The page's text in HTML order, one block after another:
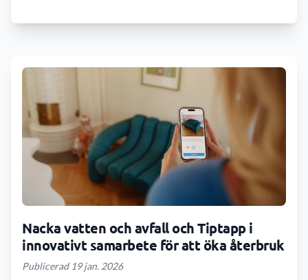
Nacka vatten och avfall och Tiptapp i
innovativt samarbete för att öka återbruk
Publicerad 19 jan. 2026